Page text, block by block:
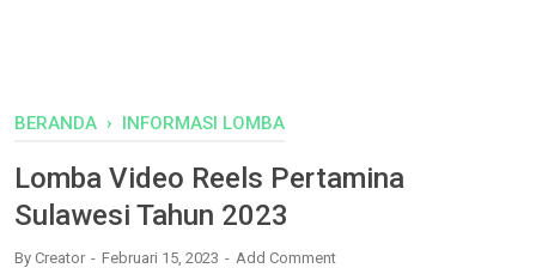
BERANDA › INFORMASI LOMBA
Lomba Video Reels Pertamina
Sulawesi Tahun 2023
By Creator Februari 15, 2023 Add Comment